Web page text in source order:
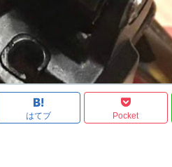
はてブ Pocket